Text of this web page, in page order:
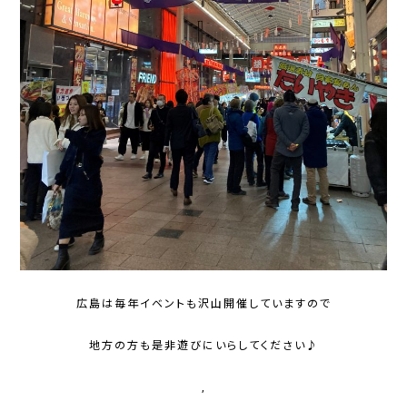
広島は毎年イベントも沢山開催していますので
地方の方も是非遊びにいらしてください♪
,